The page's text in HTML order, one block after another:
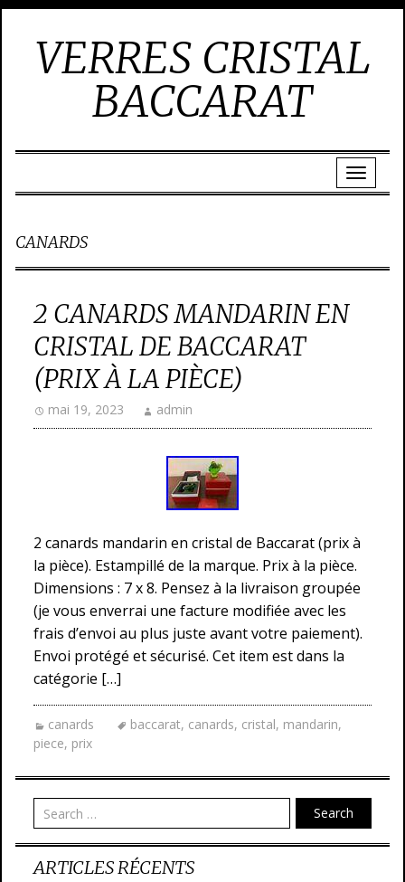
VERRES CRISTAL
BACCARAT
CANARDS
2 CANARDS MANDARIN EN
CRISTAL DE BACCARAT
(PRIX À LA PIÈCE)
mai 19, 2023 admin
2 canards mandarin en cristal de Baccarat (prix à
la pièce). Estampillé de la marque. Prix à la pièce.
Dimensions : 7 x 8. Pensez à la livraison groupée
(je vous enverrai une facture modifiée avec les
frais d’envoi au plus juste avant votre paiement).
Envoi protégé et sécurisé. Cet item est dans la
catégorie […]
canards baccarat, canards, cristal, mandarin,
piece, prix
Search
ARTICLES RÉCENTS